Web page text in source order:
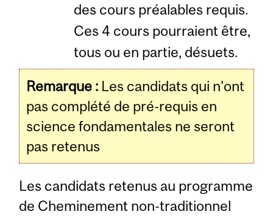
des cours préalables requis.
Ces 4 cours pourraient être,
tous ou en partie, désuets.
Remarque : Les candidats qui n'ont
pas complété de pré-requis en
science fondamentales ne seront
pas retenus
Les candidats retenus au programme
de Cheminement non-traditionnel